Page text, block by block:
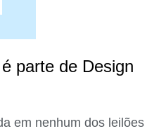
parte de Design
em nenhum dos leilões